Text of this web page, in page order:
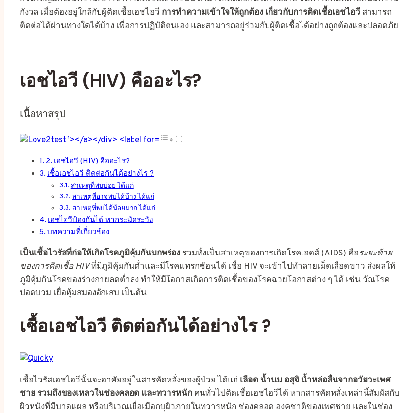
กังวล เมื่อต้องอยู่ใกล้กับผู้ติดเชื้อเอชไอวี การทำความเข้าใจให้ถูกต้อง เกี่ยวกับการติดเชื้อเอชไอวี สามารถ
ติดต่อได้ผ่านทางใดได้บ้าง เพื่อการปฏิบัติตนเอง และสามารถอยู่ร่วมกับผู้ติดเชื้อได้อย่างถูกต้องและปลอดภัย
เอชไอวี (HIV) คืออะไร?
เนื้อหาสรุป
เอชไอวี (HIV) คืออะไร?
เชื้อเอชไอวี ติดต่อกันได้อย่างไร ?
สาเหตุที่พบบ่อย ได้แก่
สาเหตุที่อาจพบได้บ้าง ได้แก่
สาเหตุที่พบได้น้อยมาก ได้แก่
เอชไอวีป้องกันได้ หากระมัดระวัง
บทความที่เกี่ยวข้อง
เป็นเชื้อไวรัสที่ก่อให้เกิดโรคภูมิคุ้มกันบกพร่อง รวมทั้งเป็นสาเหตุของการเกิดโรคเอดส์ (AIDS) คือระยะท้าย
ของการติดเชื้อ HIVที่มีภูมิคุ้มกันต่ำและมีโรคแทรกซ้อนได้ เชื้อ HIV จะเข้าไปทำลายเม็ดเลือดขาว ส่งผลให้
ภูมิคุ้มกันโรคของร่างกายลดต่ำลง ทำให้มีโอกาสเกิดการติดเชื้อของโรคฉวยโอกาสต่าง ๆ ได้ เช่น วัณโรค
ปอดบวม เยื่อหุ้มสมองอักเสบ เป็นต้น
เชื้อเอชไอวี ติดต่อกันได้อย่างไร ?
เชื้อไวรัสเอชไอวีนั้นจะอาศัยอยู่ในสารคัดหลั่งของผู้ป่วย ได้แก่ เลือด น้ำนม อสุจิ น้ำหล่อลื่นจากอวัยวะเพศ
ชาย รวมถึงของเหลวในช่องคลอด และทวารหนัก คนทั่วไปติดเชื้อเอชไอวีได้ หากสารคัดหลั่งเหล่านี้สัมผัสกับ
ผิวหนังที่มีบาดแผล หรือบริเวณเยื่อเมือกบุผิวภายในทวารหนัก ช่องคลอด องคชาติของเพศชาย และในช่อง